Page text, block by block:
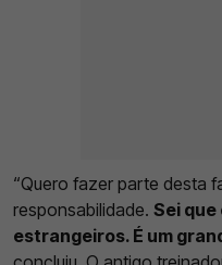
“Quero fazer parte desta
responsabilidade. Sei
estrangeiros. É um